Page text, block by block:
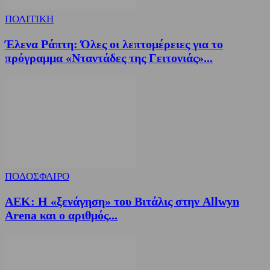
ΠΟΛΙΤΙΚΗ
Έλενα Ράπτη: Όλες οι λεπτομέρειες για το
πρόγραμμα «Νταντάδες της Γειτονιάς»...
ΠΟΔΟΣΦΑΙΡΟ
ΑΕΚ: Η «ξενάγηση» του Βιτάλις στην Allwyn
Arena και ο αριθμός...